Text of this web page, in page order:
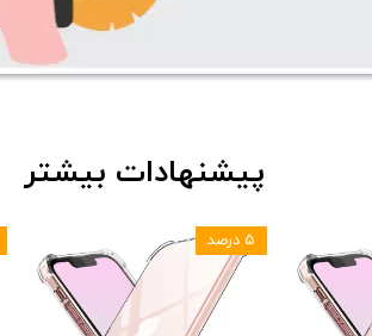
۵ درصد
پیشنهادات بیشتر